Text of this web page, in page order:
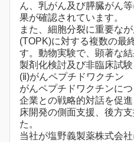
ん、乳がん及び膵臓がん
果が確認されています。
また、細胞分裂に重要な
(TOPK)に対する複数の最
す。動物実験で、顕著な
製剤化検討及び非臨床試験
(ⅱ)がんペプチドワクチン
がんペプチドワクチンに
企業との戦略的対話を促
床開発の側面支援、後方
た。
当社が塩野義製薬株式会